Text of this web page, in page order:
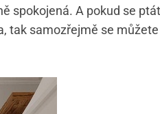
spokojená. A pokud se
tak samozřejmě se